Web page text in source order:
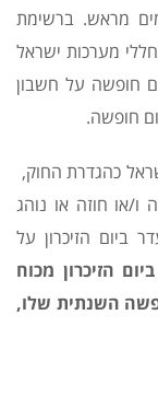
ובלבד שהודיע על כך למעסיק 30 ימים מראש. ברשימת
מערכות ישראל
חופשה על חשבון
חופשה.
כהגדרת החוק,
ו/או חוזה או נוהג
ביום הזיכרון על
הזיכרון מכוח
השנתית שלו,